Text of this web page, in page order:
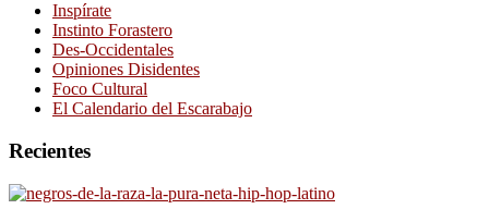
Inspírate
Instinto Forastero
Des-Occidentales
Opiniones Disidentes
Foco Cultural
El Calendario del Escarabajo
Recientes